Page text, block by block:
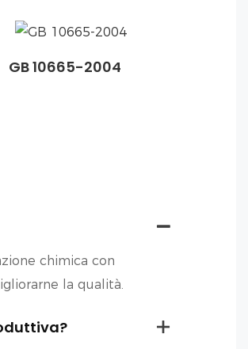
GB 10665-2004
chimica con
la qualità.